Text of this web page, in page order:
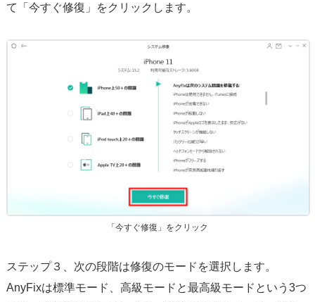
て「今すぐ修復」をクリックします。
「今すぐ修復」をクリック
ステップ３、次の段階は修復のモードを選択します。
AnyFixは標準モード、高級モードと最高級モードという3つ